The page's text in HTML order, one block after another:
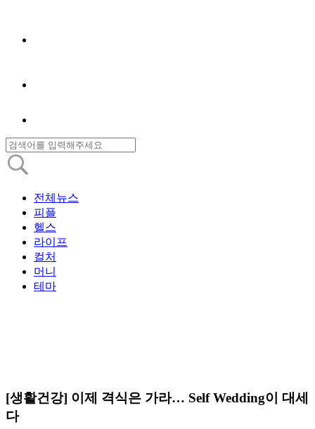
전체뉴스
피플
헬스
라이프
컬처
머니
테마
[생활건강] 이제 격식은 가라… Self Wedding이 대세
다